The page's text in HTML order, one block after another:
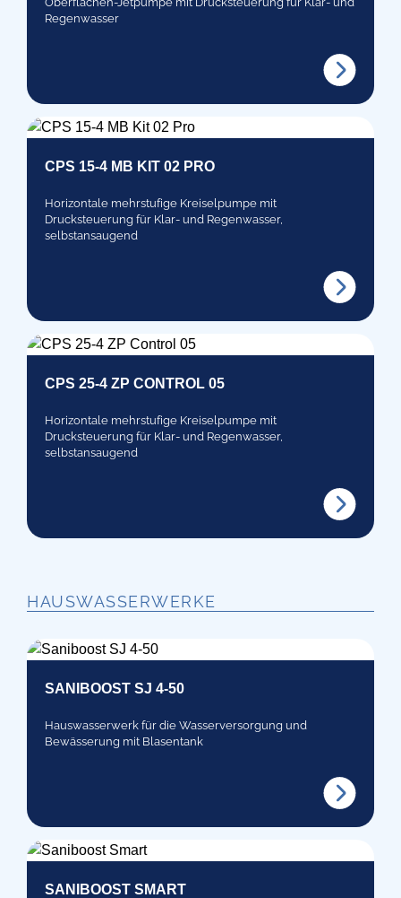
Regenwasser
CPS 15-4 MB KIT 02 PRO
Horizontale mehrstufige Kreiselpumpe mit
Drucksteuerung für Klar- und Regenwasser,
selbstansaugend
CPS 25-4 ZP CONTROL 05
Horizontale mehrstufige Kreiselpumpe mit
Drucksteuerung für Klar- und Regenwasser,
selbstansaugend
HAUSWASSERWERKE
SANIBOOST SJ 4-50
Hauswasserwerk für die Wasserversorgung und
Bewässerung mit Blasentank
SANIBOOST SMART